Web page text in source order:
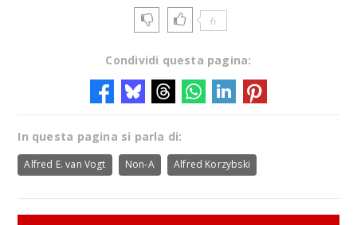
6
Condividi questa pagina:
In questa pagina si parla di:
Alfred E. van Vogt Non-A Alfred Korzybski